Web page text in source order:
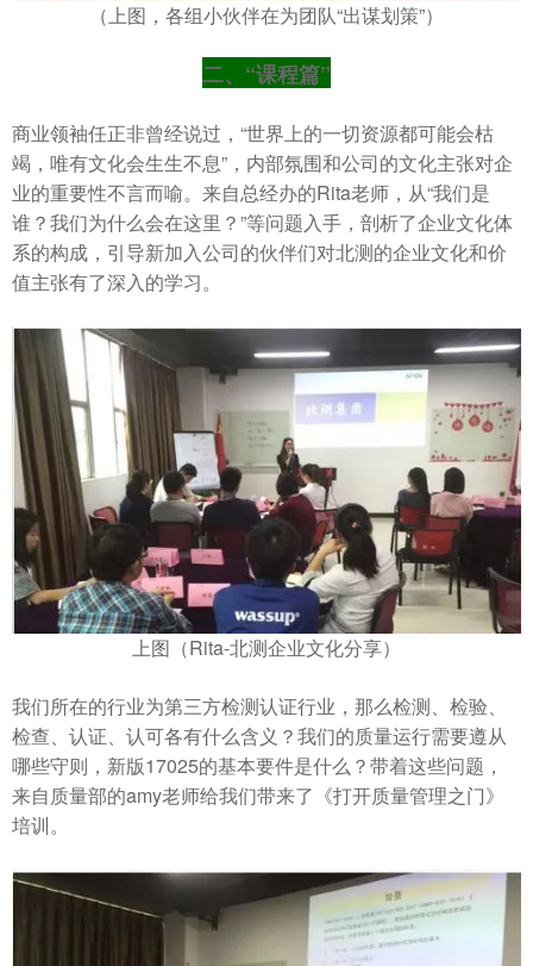
（上图，各组小伙伴在为团队“出谋划策”）
二、“课程篇”
商业领袖任正非曾经说过，“世界上的一切资源都可能会枯
竭，唯有文化会生生不息”，内部氛围和公司的文化主张对企
业的重要性不言而喻。来自总经办的Rita老师，从“我们是
谁？我们为什么会在这里？”等问题入手，剖析了企业文化体
系的构成，引导新加入公司的伙伴们对北测的企业文化和价
值主张有了深入的学习。
上图（Rita-北测企业文化分享）
我们所在的行业为第三方检测认证行业，那么检测、检验、
检查、认证、认可各有什么含义？我们的质量运行需要遵从
哪些守则，新版17025的基本要件是什么？带着这些问题，
来自质量部的amy老师给我们带来了《打开质量管理之门》
培训。